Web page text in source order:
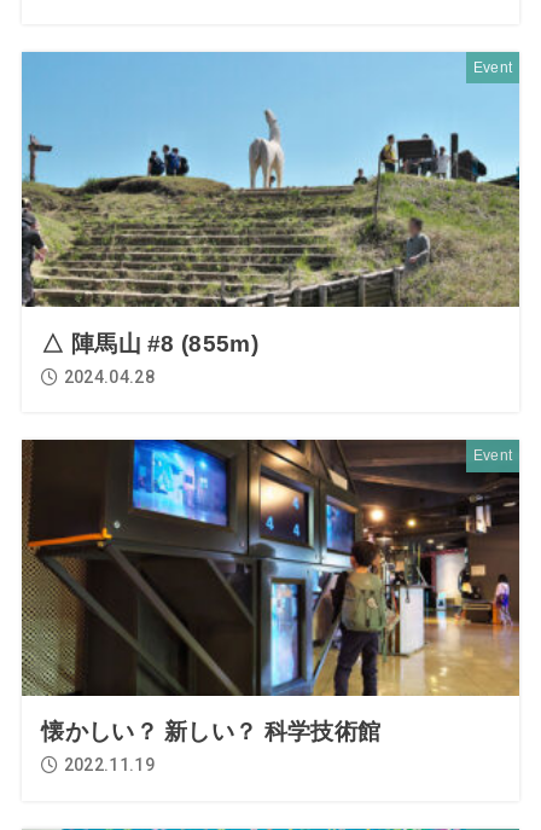
Event
△ 陣馬山 #8 (855m)
2024.04.28
Event
懐かしい？ 新しい？ 科学技術館
2022.11.19